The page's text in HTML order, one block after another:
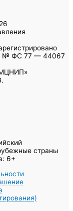
№ ФС 77 — 44067
страны
6+